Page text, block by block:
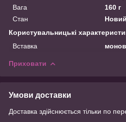
Вага
160 г
Стан
Новий
Користувальницькі
Вставка
Приховати
Умови доставки
Доставка здійснюється тільки по